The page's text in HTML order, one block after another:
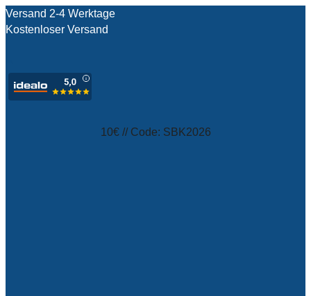
Versand 2-4 Werktage
Kostenloser Versand
10€ // Code: SBK2026